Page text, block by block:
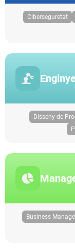
Ciberseguretat
Disseny de
Business